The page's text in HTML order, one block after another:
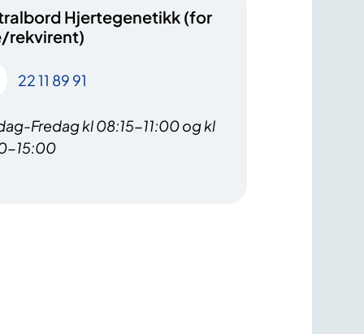
Hjertegenetikk (for
rekvirent)
22 11 89 91
Fredag kl 08:15-11:00 og kl
15:00